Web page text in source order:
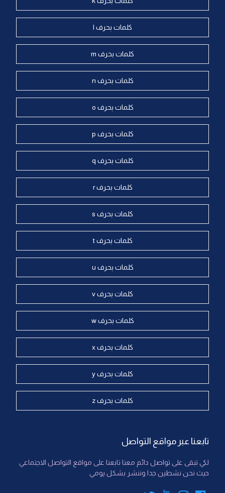
كلمات بحرف l
كلمات بحرف m
كلمات بحرف n
كلمات بحرف o
كلمات بحرف p
كلمات بحرف q
كلمات بحرف r
كلمات بحرف s
كلمات بحرف t
كلمات بحرف u
كلمات بحرف v
كلمات بحرف w
كلمات بحرف x
كلمات بحرف y
كلمات بحرف z
تابعنا عبر مواقع التواصل
لكي تبقى على تواصل دائم معنا تابعنا على مواقع التواصل الاجتماعي
حيث نحن نشطين جدا وننشر بشكل يومي